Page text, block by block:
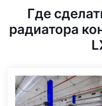
Где
радиатора